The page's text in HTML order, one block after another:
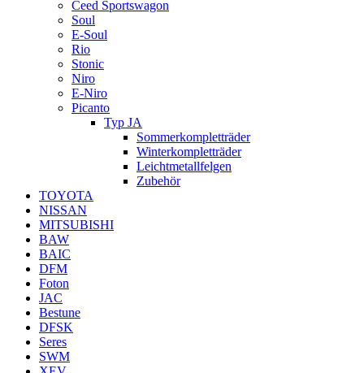
Ceed Sportswagon
Soul
E-Soul
Rio
Stonic
Niro
E-Niro
Picanto
Typ JA
Sommerkompletträder
Winterkompletträder
Leichtmetallfelgen
Zubehör
TOYOTA
NISSAN
MITSUBISHI
BAW
BAIC
DFM
Foton
JAC
Bestune
DFSK
Seres
SWM